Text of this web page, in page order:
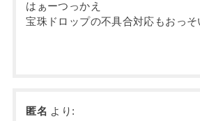
はぁーつっかえ
宝珠ドロップの不具合対応もおっそ
匿名 より: